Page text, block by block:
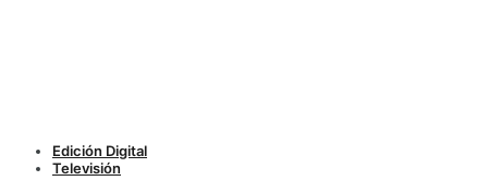
Edición Digital
Televisión